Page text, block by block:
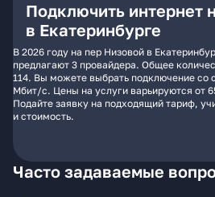
Подключить интернет
в Екатеринбурге
В 2026 году на пер Низовой в
предлагают 3 провайдера. Общее
114. Вы можете выбрать подключение со
Мбит/с. Цены на услуги варьируются от
Подайте заявку на подходящий тариф,
и стоимость.
Часто задаваемые